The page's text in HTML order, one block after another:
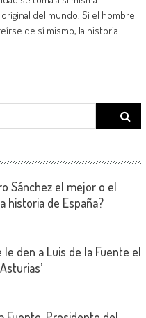
del mundo. Si el hombre
de sí mismo, la historia
Search
for:
Sánchez el mejor o el
historia de España?
le den a Luis de la Fuente el